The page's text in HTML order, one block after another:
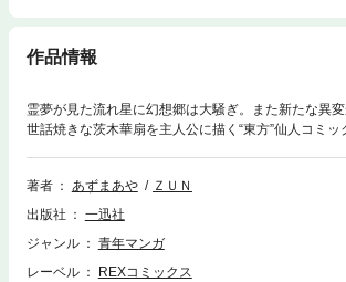
作品情報
霊夢が見た流れ星に幻想郷は大騒ぎ。また新たな異
世話焼きな茨木華扇を主人公に描く“東方”仙人コミッ
著者 あずまあや
ＺＵＮ
出版社
一迅社
ジャンル
青年マンガ
レーベル
REXコミックス